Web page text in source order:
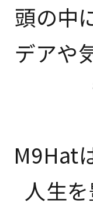
頭の中
デアや
M9Hat
人生